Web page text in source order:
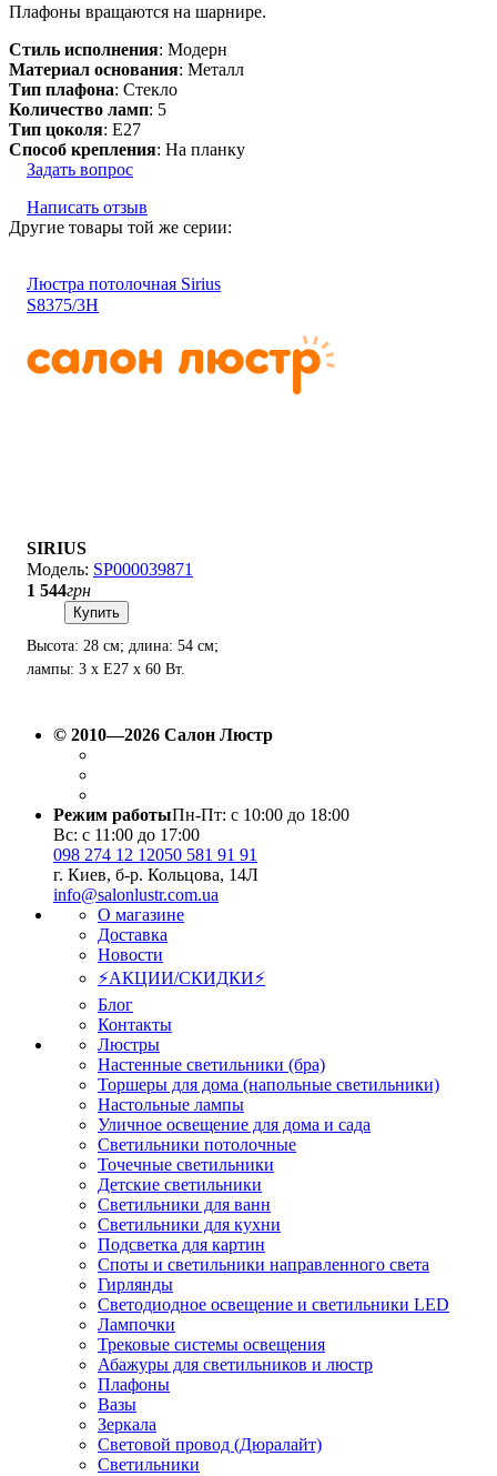
Плафоны вращаются на шарнире.
Стиль исполнения: Модерн
Материал основания: Металл
Тип плафона: Стекло
Количество ламп: 5
Тип цоколя: E27
Способ крепления: На планку
Задать вопрос
Написать отзыв
Другие товары той же серии:
Люстра потолочная Sirius
S8375/3H
SIRIUS
SP000039871
1 544грн
Купить
Высота: 28 см; длина: 54 см;
лампы: 3 х Е27 х 60 Вт.
© 2010—2026 Салон Люстр
Режим работыПн-Пт: с 10:00 до 18:00
Вс: с 11:00 до 17:00
098 274 12 12050 581 91 91
г. Киев, б-р. Кольцова, 14Л
info@salonlustr.com.ua
О магазине
Доставка
Новости
⚡АКЦИИ/СКИДКИ⚡
Блог
Контакты
Люстры
Настенные светильники (бра)
Торшеры для дома (напольные светильники)
Настольные лампы
Уличное освещение для дома и сада
Светильники потолочные
Точечные светильники
Детские светильники
Светильники для ванн
Светильники для кухни
Подсветка для картин
Споты и светильники направленного света
Гирлянды
Светодиодное освещение и светильники LED
Лампочки
Трековые системы освещения
Абажуры для светильников и люстр
Плафоны
Вазы
Зеркала
Световой провод (Дюралайт)
Светильники